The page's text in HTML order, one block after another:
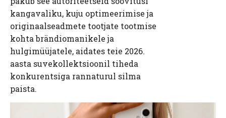
kangavaliku, kuju optimeerimise ja
originaalseadmete tootjate tootmise
kohta brändiomanikele ja
hulgimüüjatele, aidates teie 2026.
aasta suvekollektsioonil tiheda
konkurentsiga rannaturul silma
paista.